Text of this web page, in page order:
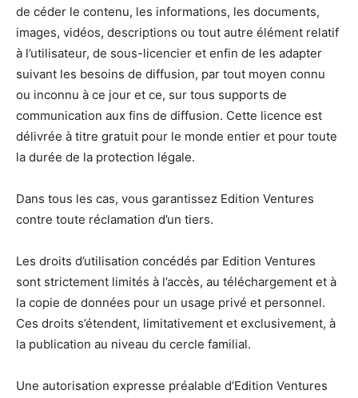
de céder le contenu, les informations, les documents,
images, vidéos, descriptions ou tout autre élément relatif
à l’utilisateur, de sous-licencier et enfin de les adapter
suivant les besoins de diffusion, par tout moyen connu
ou inconnu à ce jour et ce, sur tous supports de
communication aux fins de diffusion. Cette licence est
délivrée à titre gratuit pour le monde entier et pour toute
la durée de la protection légale.
Dans tous les cas, vous garantissez Edition Ventures
contre toute réclamation d’un tiers.
Les droits d’utilisation concédés par Edition Ventures
sont strictement limités à l’accès, au téléchargement et à
la copie de données pour un usage privé et personnel.
Ces droits s’étendent, limitativement et exclusivement, à
la publication au niveau du cercle familial.
Une autorisation expresse préalable d’Edition Ventures